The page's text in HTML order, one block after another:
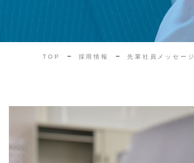
TOP 採用情報 先輩社員メッセージ